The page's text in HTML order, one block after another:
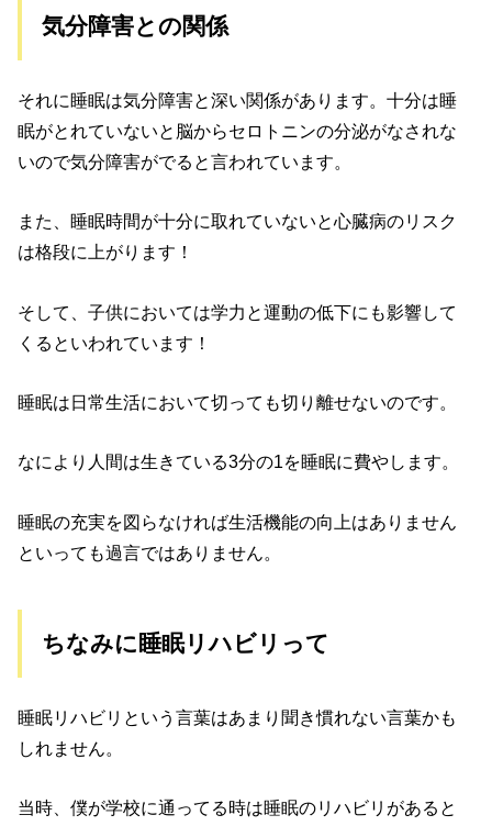
気分障害との関係
それに睡眠は気分障害と深い関係があります。十分は睡
眠がとれていないと脳からセロトニンの分泌がなされな
いので気分障害がでると言われています。
また、睡眠時間が十分に取れていないと心臓病のリスク
は格段に上がります！
そして、子供においては学力と運動の低下にも影響して
くるといわれています！
睡眠は日常生活において切っても切り離せないのです。
なにより人間は生きている3分の1を睡眠に費やします。
睡眠の充実を図らなければ生活機能の向上はありません
といっても過言ではありません。
ちなみに睡眠リハビリって
睡眠リハビリという言葉はあまり聞き慣れない言葉かも
しれません。
当時、僕が学校に通ってる時は睡眠のリハビリがあると